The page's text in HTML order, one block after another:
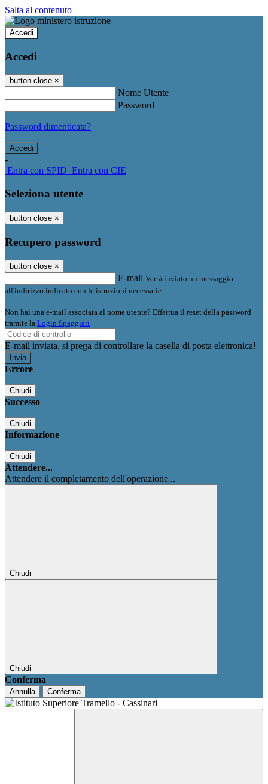
Salta al contenuto
Accedi
Accedi
button close ×
Nome Utente
Password
Password dimenticata?
-
Entra con SPID Entra con CIE
Seleziona utente
button close ×
Recupero password
button close ×
E-mail Verrà inviato un messaggio
all'indirizzo indicato con le istruzioni necessarie.
Non hai una e-mail associata al nome utente? Effettua il reset della password
tramite la Login Spaggiari
E-mail inviata, si prega di controllare la casella di posta elettronica!
Errore
Chiudi
Successo
Chiudi
Informazione
Chiudi
Attendere...
Attendere il completamento dell'operazione...
Chiudi
Chiudi
Conferma
Annulla Conferma